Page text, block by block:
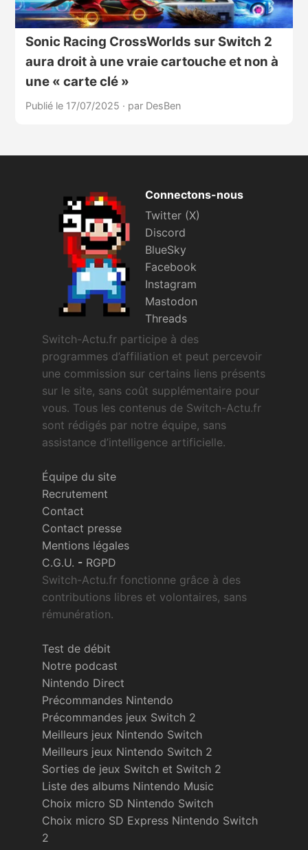
Sonic Racing CrossWorlds sur Switch 2
aura droit à une vraie cartouche et non à
une « carte clé »
Publié le 17/07/2025 · par DesBen
Connectons-nous
Twitter (X)
Discord
BlueSky
Facebook
Instagram
Mastodon
Threads
Switch-Actu.fr participe à des
programmes d’affiliation et peut percevoir
une commission sur certains liens présents
sur le site, sans coût supplémentaire pour
vous. Tous les contenus de Switch-Actu.fr
sont rédigés par notre équipe, sans
assistance d’intelligence artificielle.
Équipe du site
Recrutement
Contact
Contact presse
Mentions légales
C.G.U. - RGPD
Switch-Actu.fr fonctionne grâce à des
contributions libres et volontaires, sans
rémunération.
Test de débit
Notre podcast
Nintendo Direct
Précommandes Nintendo
Précommandes jeux Switch 2
Meilleurs jeux Nintendo Switch
Meilleurs jeux Nintendo Switch 2
Sorties de jeux Switch et Switch 2
Liste des albums Nintendo Music
Choix micro SD Nintendo Switch
Choix micro SD Express Nintendo Switch
2